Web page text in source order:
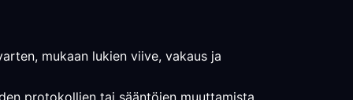
mukaan lukien viive, vakaus ja
protokollien tai sääntöjen muuttamista